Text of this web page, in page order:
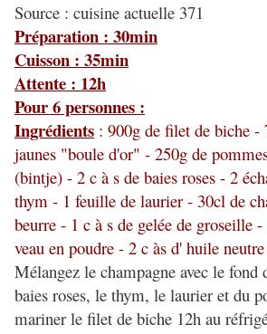
Source : cuisine actuelle 371
Préparation : 30min
Cuisson : 35min
Attente : 12h
Pour 6 personnes :
Ingrédients : 900g de filet de biche -
jaunes "boule d'or" - 250g de
(bintje) - 2 c à s de baies roses - 2
thym - 1 feuille de laurier - 30cl de
beurre - 1 c à s de gelée de groseille
veau en poudre - 2 c às d' huile
Mélangez le champagne avec le fond
baies roses, le thym, le laurier et du
mariner le filet de biche 12h au